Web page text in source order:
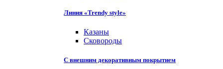
Линия «Trendy style»
Казаны
Сковороды
С внешним декоративным покрытием